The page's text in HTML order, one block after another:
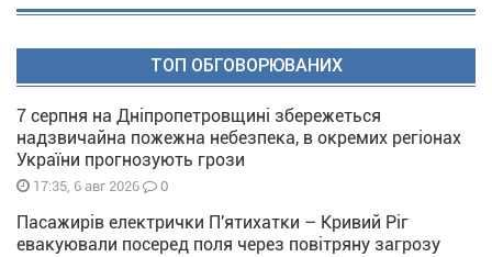
ТОП ОБГОВОРЮВАНИХ
7 серпня на Дніпропетровщині збережеться
надзвичайна пожежна небезпека, в окремих регіонах
України прогнозують грози
17:35, 6 авг 2026 0
Пасажирів електрички П'ятихатки – Кривий Ріг
евакуювали посеред поля через повітряну загрозу